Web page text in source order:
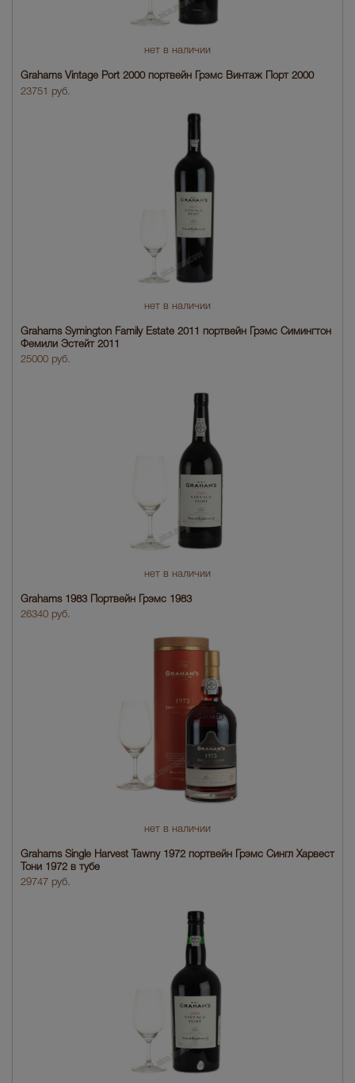
нет в наличии
Grahams Vintage Port 2000 портвейн Грэмс Винтаж Порт 2000
23751 руб.
нет в наличии
Grahams Symington Family Estate 2011 портвейн Грэмс Симингтон
Фемили Эстейт 2011
25000 руб.
нет в наличии
Grahams 1983 Портвейн Грэмс 1983
26340 руб.
нет в наличии
Grahams Single Harvest Tawny 1972 портвейн Грэмс Сингл Харвест
Тони 1972 в тубе
29747 руб.